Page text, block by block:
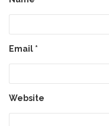
Email *
Website